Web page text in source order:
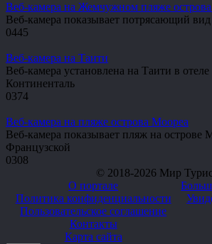
Веб-камера на Жемчужном пляже острова
Веб-камера показывает потрясающий
0445
Веб-камера на Таити
Веб-камера установлена на Таити в
Континенталь
0374
Веб-камера на пляже острова Моореа
Веб-камера показывает пляж на острове
Французской
0308
© 2018-2026 Мир
О портале
Политика конфиденциальности
Пользовательское соглашение
Контакты
Карта сайта